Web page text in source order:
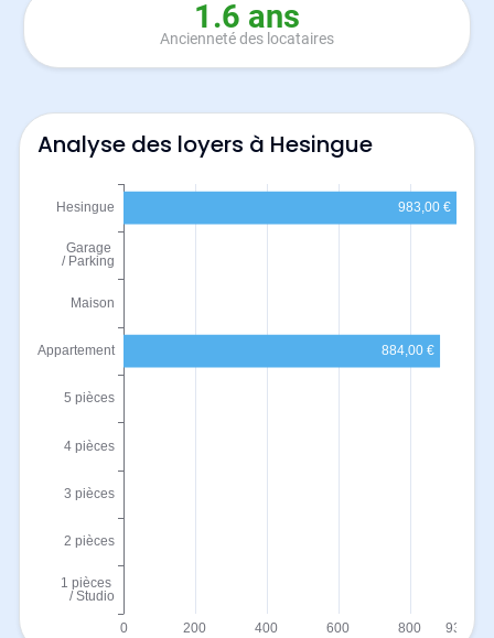
1.6 ans
Ancienneté des locataires
Analyse des loyers à Hesingue